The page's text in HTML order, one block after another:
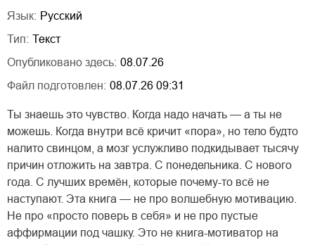
Язык: Русский
Тип: Текст
Опубликовано здесь: 08.07.26
Файл подготовлен: 08.07.26 09:31
Ты знаешь это чувство. Когда надо начать — а ты не
можешь. Когда внутри всё кричит «пора», но тело будто
налито свинцом, а мозг услужливо подкидывает тысячу
причин отложить на завтра. С понедельника. С нового
года. С лучших времён, которые почему-то всё не
наступают. Эта книга — не про волшебную мотивацию.
Не про «просто поверь в себя» и не про пустые
аффирмации под чашку. Это не книга-мотиватор на